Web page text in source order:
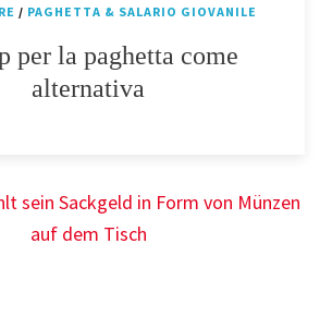
/ PAGHETTA & SALARIO GIOVANILE
per la paghetta come
alternativa